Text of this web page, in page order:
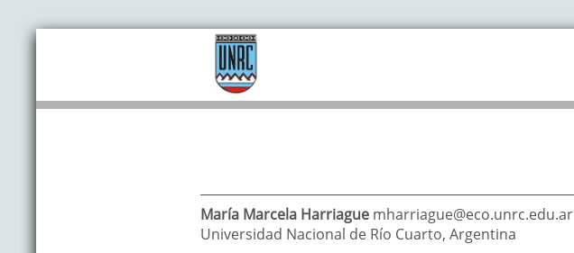
María Marcela Harriague mharriague@eco.unrc.edu.ar
Universidad Nacional de Río Cuarto, Argentina